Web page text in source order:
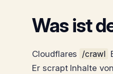
Was ist
Cloudflares /crawl
Er scrapt Inhalte